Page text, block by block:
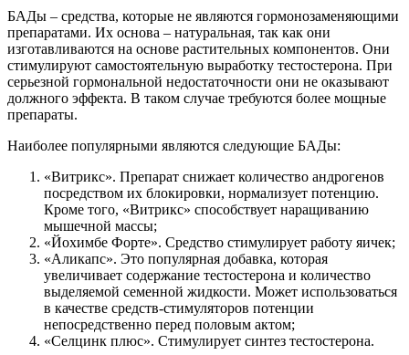
БАДы – средства, которые не являются гормонозаменяющими
препаратами. Их основа – натуральная, так как они
изготавливаются на основе растительных компонентов. Они
стимулируют самостоятельную выработку тестостерона. При
серьезной гормональной недостаточности они не оказывают
должного эффекта. В таком случае требуются более мощные
препараты.
Наиболее популярными являются следующие БАДы:
«Витрикс». Препарат снижает количество андрогенов
посредством их блокировки, нормализует потенцию.
Кроме того, «Витрикс» способствует наращиванию
мышечной массы;
«Йохимбе Форте». Средство стимулирует работу яичек;
«Аликапс». Это популярная добавка, которая
увеличивает содержание тестостерона и количество
выделяемой семенной жидкости. Может использоваться
в качестве средств-стимуляторов потенции
непосредственно перед половым актом;
«Селцинк плюс». Стимулирует синтез тестостерона.